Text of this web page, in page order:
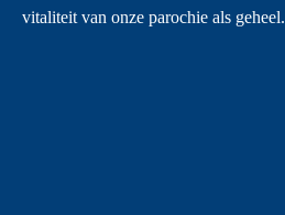
vitaliteit van onze parochie als geheel.